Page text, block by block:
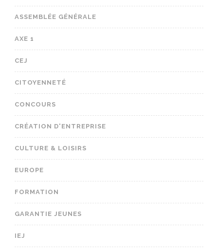
ASSEMBLÉE GÉNÉRALE
AXE 1
CEJ
CITOYENNETÉ
CONCOURS
CRÉATION D'ENTREPRISE
CULTURE & LOISIRS
EUROPE
FORMATION
GARANTIE JEUNES
IEJ